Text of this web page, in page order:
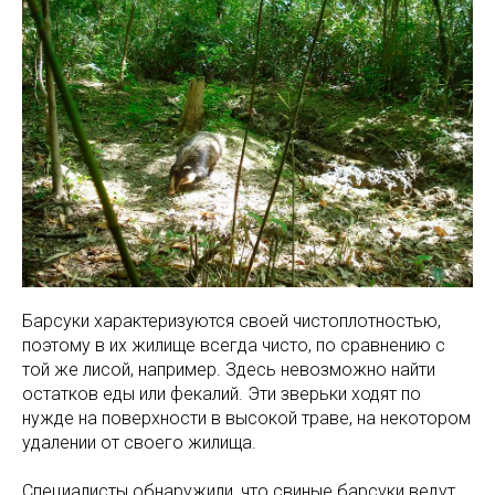
Барсуки характеризуются своей чистоплотностью,
поэтому в их жилище всегда чисто, по сравнению с
той же лисой, например. Здесь невозможно найти
остатков еды или фекалий. Эти зверьки ходят по
нужде на поверхности в высокой траве, на некотором
удалении от своего жилища.